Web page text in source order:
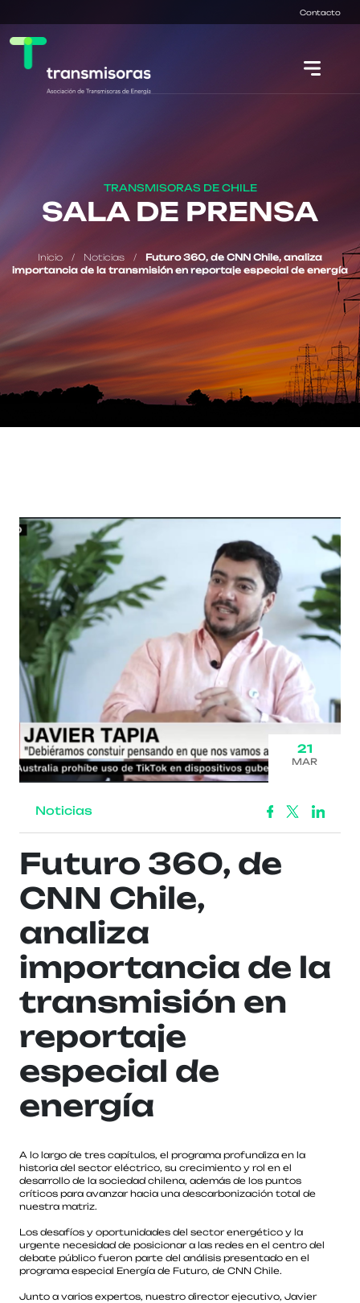
Contacto
TRANSMISORAS DE CHILE
SALA DE PRENSA
Inicio / Noticias /
Futuro 360, de CNN Chile, analiza
importancia de la transmisión en reportaje especial de energía
21
MAR
Noticias
Futuro 360, de
CNN Chile,
analiza
importancia de la
transmisión en
reportaje
especial de
energía
A lo largo de tres capítulos, el programa profundiza en la
historia del sector eléctrico, su crecimiento y rol en el
desarrollo de la sociedad chilena, además de los puntos
críticos para avanzar hacia una descarbonización total de
nuestra matriz.
Los desafíos y oportunidades del sector energético y la
urgente necesidad de posicionar a las redes en el centro del
debate público fueron parte del análisis presentado en el
programa especial Energía de Futuro, de CNN Chile.
Junto a varios expertos, nuestro director ejecutivo, Javier